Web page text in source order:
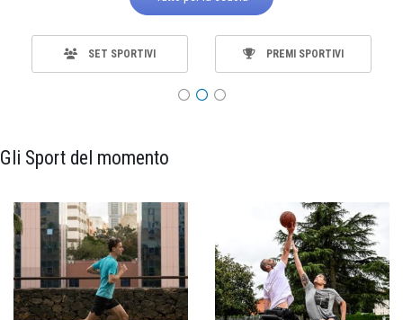
SET SPORTIVI PREMI SPORTIVI
Gli Sport del momento